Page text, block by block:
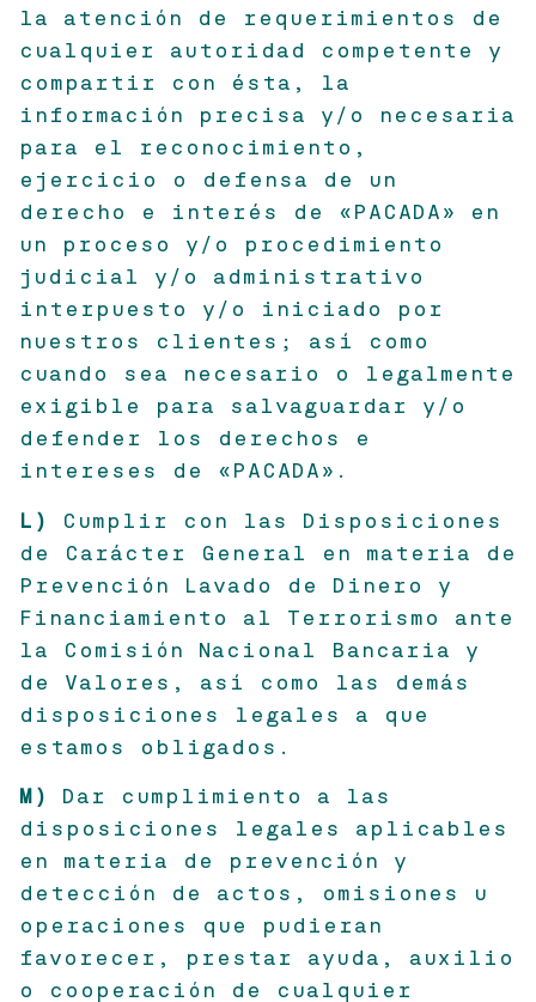
la atención de requerimientos de
cualquier autoridad competente y
compartir con ésta, la
información precisa y/o necesaria
para el reconocimiento,
ejercicio o defensa de un
derecho e interés de «PACADA» en
un proceso y/o procedimiento
judicial y/o administrativo
interpuesto y/o iniciado por
nuestros clientes; así como
cuando sea necesario o legalmente
exigible para salvaguardar y/o
defender los derechos e
intereses de «PACADA».
L)
Cumplir con las Disposiciones
de Carácter General en materia de
Prevención Lavado de Dinero y
Financiamiento al Terrorismo ante
la Comisión Nacional Bancaria y
de Valores, así como las demás
disposiciones legales a que
estamos obligados.
M)
Dar cumplimiento a las
disposiciones legales aplicables
en materia de prevención y
detección de actos, omisiones u
operaciones que pudieran
favorecer, prestar ayuda, auxilio
o cooperación de cualquier